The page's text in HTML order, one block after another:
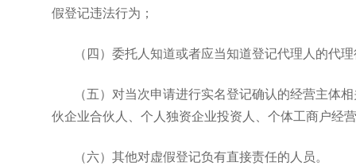
假登记违法行为；
（四）委托人知道或者应当知道登记代理人的代
（五）对当次申请进行实名登记确认的经营主体
伙企业合伙人、个人独资企业投资人、个体工商户经
（六）其他对虚假登记负有直接责任的人员。